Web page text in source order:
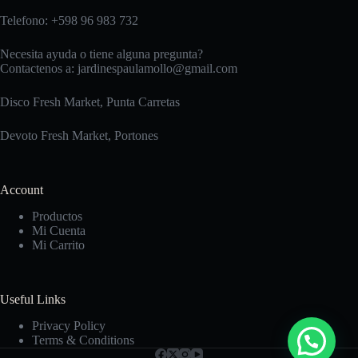
la
página
Telefono: +598 96 983 732
Necesita ayuda o tiene alguna pregunta?
Contactenos a: jardinespaulamollo@gmail.com
Disco Fresh Market, Punta Carretas
Devoto Fresh Market, Portones
Account
Productos
Mi Cuenta
Mi Carrito
Useful Links
Privacy Policy
Terms & Conditions